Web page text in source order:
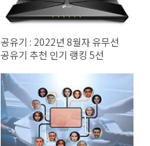
공유기 : 2022년 8월자 유무선
공유기 추천 인기 랭킹 5선